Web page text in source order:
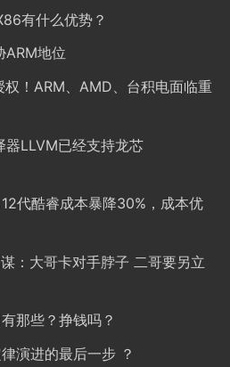
有什么优势？
ARM地位
！ARM、AMD、台积电面临重
器LLVM已经支持龙芯
代酷睿成本暴降30%，成本优
：大哥卡对手脖子 二哥要另立
那些？挣钱吗？
演进的最后一步 ？